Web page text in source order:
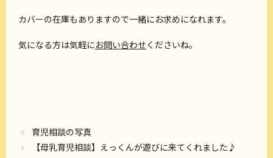
カバーの在庫もありますので一緒にお求めになれます。
気になる方は気軽にお問い合わせ くださいね。
育児相談の写真
【母乳育児相談】えっくんが遊びに来てくれました♪